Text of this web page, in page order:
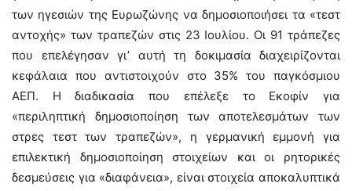
των ηγεσιών της Ευρωζώνης να δημοσιοποιήσει τα «τεστ
αντοχής» των τραπεζών στις 23 Ιουλίου. Οι 91 τράπεζες
που επελέγησαν γι’ αυτή τη δοκιμασία διαχειρίζονται
κεφάλαια που αντιστοιχούν στο 35% του παγκόσμιου
ΑΕΠ. Η διαδικασία που επέλεξε το Εκοφίν για
«περιληπτική δημοσιοποίηση των αποτελεσμάτων των
στρες τεστ των τραπεζών», η γερμανική εμμονή για
επιλεκτική δημοσιοποίηση στοιχείων και οι ρητορικές
δεσμεύσεις για «διαφάνεια», είναι στοιχεία αποκαλυπτικά